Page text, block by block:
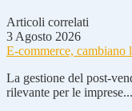
Articoli correlati
3 Agosto 2026
E-commerce, cambiano
La gestione del post-
rilevante per le imprese...